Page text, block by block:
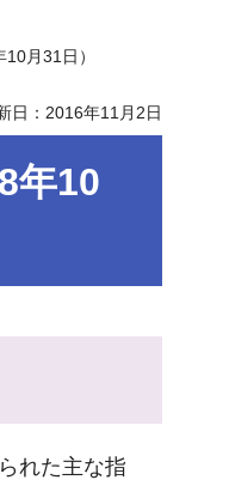
月31日）
日：2016年11月2日
年10
れた主な指